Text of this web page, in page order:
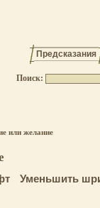
Предсказания
Поиск:
или желание
Уменьшить